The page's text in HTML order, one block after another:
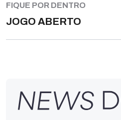
FIQUE POR DENTRO
JOGO ABERTO